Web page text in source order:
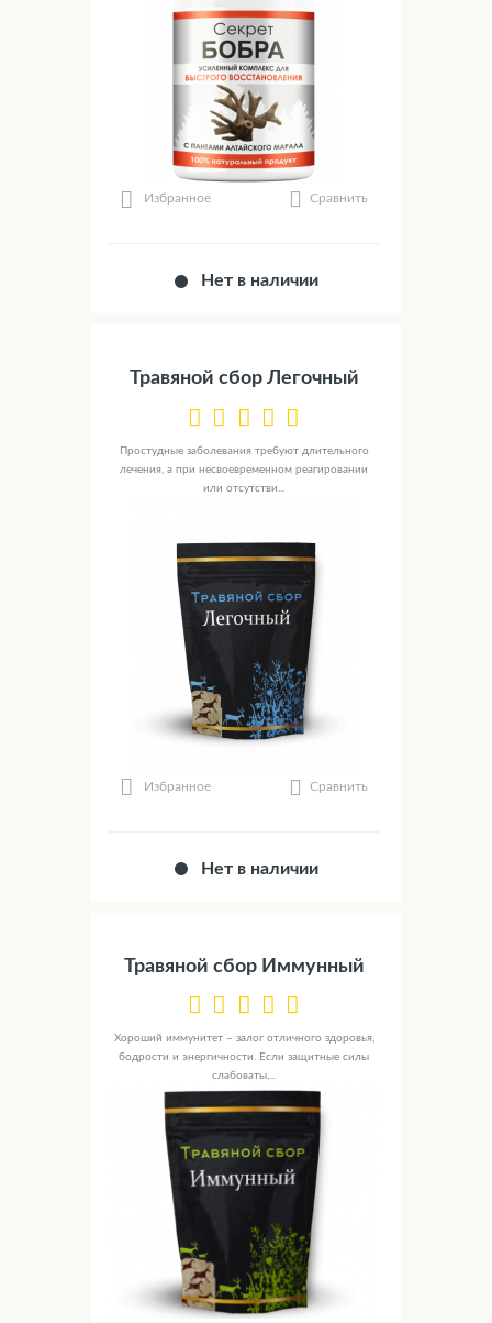
Избранное Сравнить
Нет в наличии
Травяной сбор Легочный
Простудные заболевания требуют длительного
лечения, а при несвоевременном реагировании
или отсутстви...
Избранное Сравнить
Нет в наличии
Травяной сбор Иммунный
Хороший иммунитет – залог отличного здоровья,
бодрости и энергичности. Если защитные силы
слабоваты,...